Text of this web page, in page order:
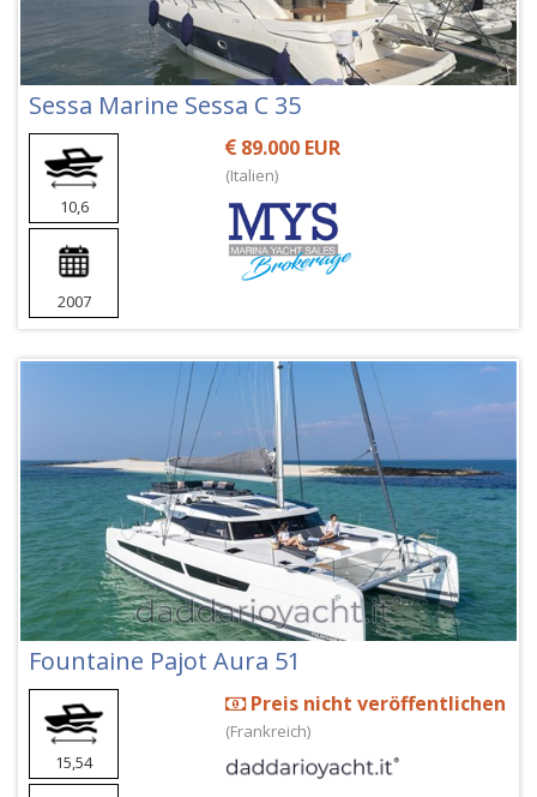
Sessa Marine Sessa C 35
10,6
2007
89.000 EUR
(Italien)
Fountaine Pajot Aura 51
15,54
Preis nicht veröffentlichen
(Frankreich)